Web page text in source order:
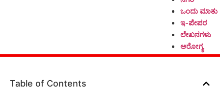
ಒಂದು ಮಾತು
ಇ-ಪೇಪರ
ಲೇಖನಗಳು
ಆರೋಗ್ಯ
Table of Contents